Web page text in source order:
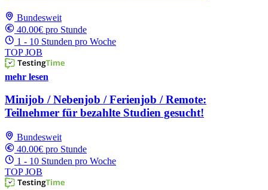
Bundesweit
40.00€ pro Stunde
1 - 10 Stunden pro Woche
TOP JOB
mehr lesen
Minijob / Nebenjob / Ferienjob / Remote:
Teilnehmer für bezahlte Studien gesucht!
Bundesweit
40.00€ pro Stunde
1 - 10 Stunden pro Woche
TOP JOB